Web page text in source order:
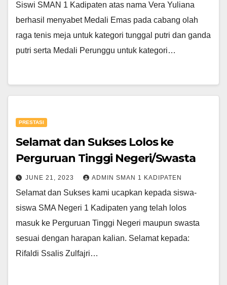
Siswi SMAN 1 Kadipaten atas nama Vera Yuliana
berhasil menyabet Medali Emas pada cabang olah
raga tenis meja untuk kategori tunggal putri dan ganda
putri serta Medali Perunggu untuk kategori…
PRESTASI
Selamat dan Sukses Lolos ke
Perguruan Tinggi Negeri/Swasta
JUNE 21, 2023 ADMIN SMAN 1 KADIPATEN
Selamat dan Sukses kami ucapkan kepada siswa-
siswa SMA Negeri 1 Kadipaten yang telah lolos
masuk ke Perguruan Tinggi Negeri maupun swasta
sesuai dengan harapan kalian. Selamat kepada:
Rifaldi Ssalis Zulfajri…